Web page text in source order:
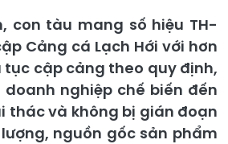
con tàu mang số hiệu TH-
Cảng cá Lạch Hới với hơn
tục cập cảng theo quy định,
nghiệp chế biến đến
thác và không bị gián đoạn
nguồn gốc sản phẩm